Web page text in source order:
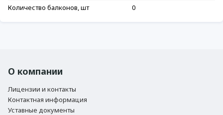
Количество балконов, шт
0
О компании
Лицензии и контакты
Контактная информация
Уставные документы